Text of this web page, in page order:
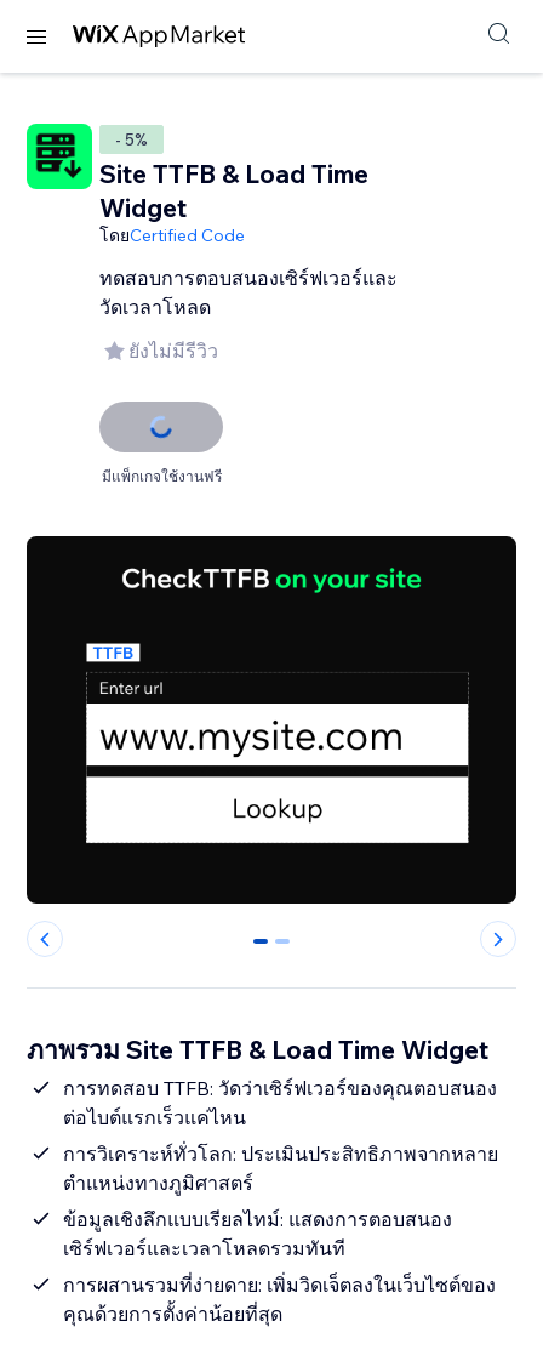
- 5%
Site TTFB & Load Time
Widget
โดยCertified Code
ทดสอบการตอบสนองเซิร์ฟเวอร์และ
วัดเวลาโหลด
ยังไม่มีรีวิว
มีแพ็กเกจใช้งานฟรี
0 1
ภาพรวม Site TTFB & Load Time Widget
การทดสอบ TTFB: วัดว่าเซิร์ฟเวอร์ของคุณตอบสนอง
ต่อไบต์แรกเร็วแค่ไหน
การวิเคราะห์ทั่วโลก: ประเมินประสิทธิภาพจากหลาย
ตำแหน่งทางภูมิศาสตร์
ข้อมูลเชิงลึกแบบเรียลไทม์: แสดงการตอบสนอง
เซิร์ฟเวอร์และเวลาโหลดรวมทันที
การผสานรวมที่ง่ายดาย: เพิ่มวิดเจ็ตลงในเว็บไซต์ของ
คุณด้วยการตั้งค่าน้อยที่สุด